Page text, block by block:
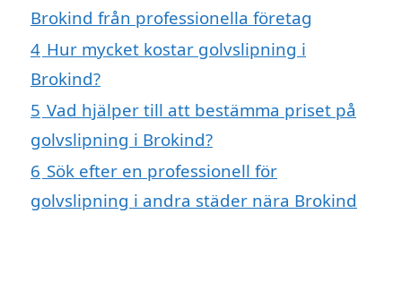
Brokind från professionella företag
4 Hur mycket kostar golvslipning i
Brokind?
5 Vad hjälper till att bestämma priset på
golvslipning i Brokind?
6 Sök efter en professionell för
golvslipning i andra städer nära Brokind